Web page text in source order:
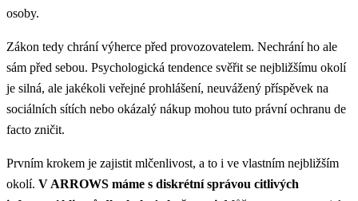
osoby.
Zákon tedy chrání výherce před provozovatelem. Nechrání ho ale
sám před sebou. Psychologická tendence svěřit se nejbližšímu okolí
je silná, ale jakékoli veřejné prohlášení, neuvážený příspěvek na
sociálních sítích nebo okázalý nákup mohou tuto právní ochranu de
facto zničit.
Prvním krokem je zajistit mlčenlivost, a to i ve vlastním nejbližším
okolí. V ARROWS máme s diskrétní správou citlivých